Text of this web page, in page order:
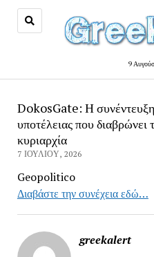
9
DokosGate: Η
υποτέλειας που διαβρώνει
κυριαρχία
7 ΙΟΥΛΊΟΥ, 2026
Geopolitico
Διαβάστε την συνέχεια εδώ…
greekalert